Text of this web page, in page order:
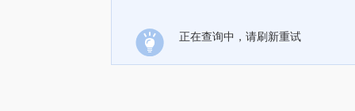
正在查询中，请刷新重试